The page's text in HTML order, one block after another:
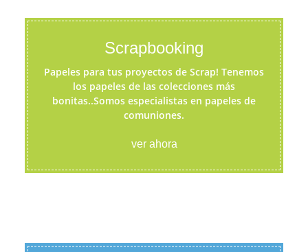
Scrapbooking
Papeles para tus proyectos de Scrap! Tenemos
los papeles de las colecciones más
bonitas..Somos especialistas en papeles de
comuniones.
ver ahora